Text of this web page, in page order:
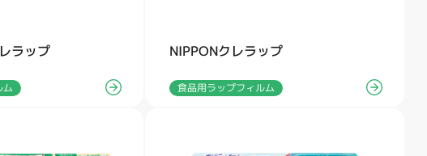
ラップ
ム
NIPPONクレラップ
食品用ラップフィルム